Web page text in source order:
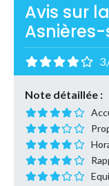
Avis sur
Note détaillée :